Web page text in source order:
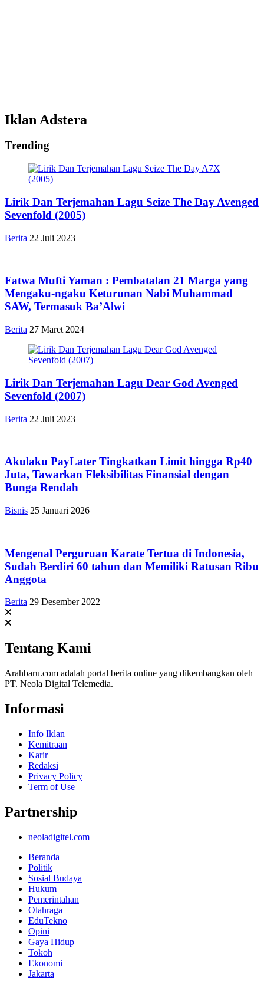
Iklan Adstera
Trending
Lirik Dan Terjemahan Lagu Seize The Day Avenged
Sevenfold (2005)
Berita 22 Juli 2023
Fatwa Mufti Yaman : Pembatalan 21 Marga yang
Mengaku-ngaku Keturunan Nabi Muhammad
SAW, Termasuk Ba’Alwi
Berita 27 Maret 2024
Lirik Dan Terjemahan Lagu Dear God Avenged
Sevenfold (2007)
Berita 22 Juli 2023
Akulaku PayLater Tingkatkan Limit hingga Rp40
Juta, Tawarkan Fleksibilitas Finansial dengan
Bunga Rendah
Bisnis 25 Januari 2026
Mengenal Perguruan Karate Tertua di Indonesia,
Sudah Berdiri 60 tahun dan Memiliki Ratusan Ribu
Anggota
Berita 29 Desember 2022
Tentang Kami
Arahbaru.com adalah portal berita online yang dikembangkan oleh
PT. Neola Digital Telemedia.
Informasi
Info Iklan
Kemitraan
Karir
Redaksi
Privacy Policy
Term of Use
Partnership
neoladigitel.com
Beranda
Politik
Sosial Budaya
Hukum
Pemerintahan
Olahraga
EduTekno
Opini
Gaya Hidup
Tokoh
Ekonomi
Jakarta